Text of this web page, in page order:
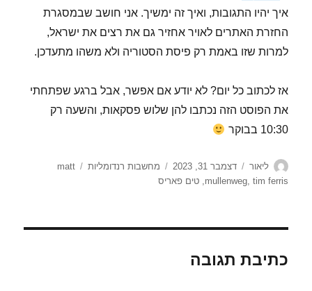
איך יהיו התגובות, ואיך זה ימשיך. אני חושב שבמסגרת
החזרת האתרים לאויר אחזיר גם את רצים את ישראל,
למרות שזו באמת רק פיסת הסטוריה ולא משהו מתעדכן.
אז לכתוב כל יום? לא יודע אם אפשר, אבל ברגע שפתחתי
את הפוסט הזה נכתבו להן שלוש פסקאות, והשעה רק
10:30 בבוקר
מחבר
ליאור
פורסם
בתאריך
דצמבר 31, 2023 קטגוריות
מחשבות רנדומליות תגיות
matt
mullenweg, tim ferris
,טים פאריס
כתיבת תגובה